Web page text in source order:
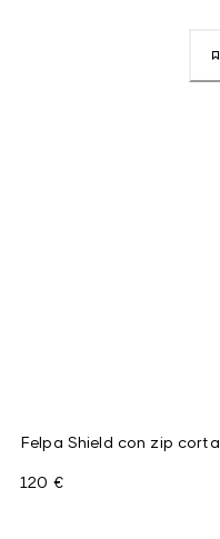
Felpa Shield con zip corta
120 €